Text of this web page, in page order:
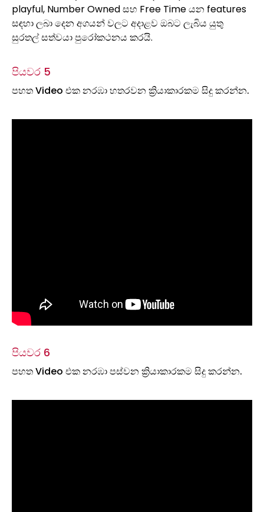
playful, Number Owned සහ Free Time යන features
සඳහා ලබා දෙන අගයන් වලට අදාළව ඔබට ලැබිය යුතු
සුරතල් සත්වයා පුරෝකථනය කරයි.
පියවර 5
පහත Video එක නරඹා හතරවන ක්‍රියාකාරකම සිදු කරන්න.
පියවර 6
පහත Video එක නරඹා පස්වන ක්‍රියාකාරකම සිදු කරන්න.